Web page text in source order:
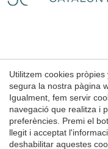
Utilitzem cookies
segura la nostra pàgina
Igualment, fem servir
navegació que realitza i
preferències. Premi el
llegit i acceptat
deshabilitar aquestes